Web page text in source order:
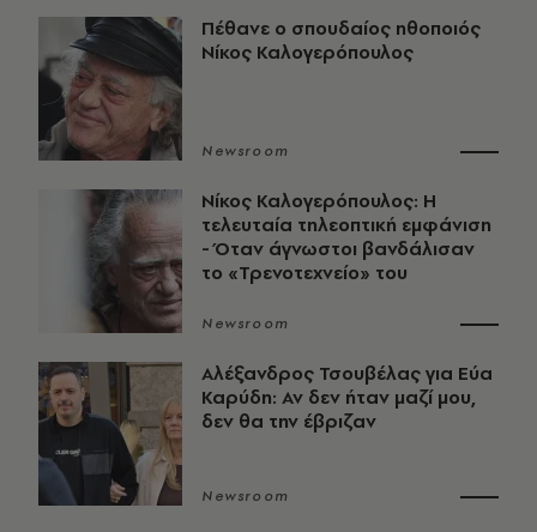
Πέθανε ο σπουδαίος ηθοποιός
Νίκος Καλογερόπουλος
Newsroom
Νίκος Καλογερόπουλος: Η
τελευταία τηλεοπτική εμφάνιση
- Όταν άγνωστοι βανδάλισαν
το «Τρενοτεχνείο» του
Newsroom
Αλέξανδρος Τσουβέλας για Εύα
Καρύδη: Αν δεν ήταν μαζί μου,
δεν θα την έβριζαν
Newsroom